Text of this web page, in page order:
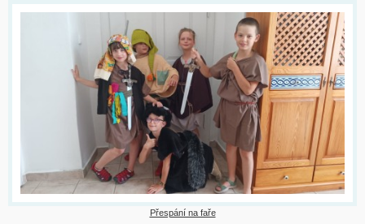
Přespání na faře